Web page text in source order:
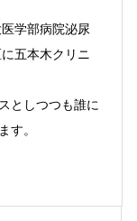
学部病院泌尿
五本木クリニ
としつつも誰に
す。